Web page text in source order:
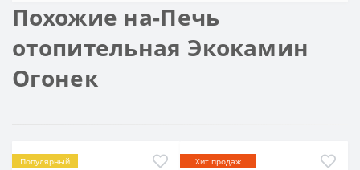
Похожие на-Печь
отопительная Экокамин
Огонек
Популярный
Хит продаж